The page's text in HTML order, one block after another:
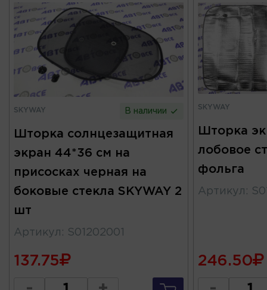
SKYWAY В наличии
Шторка солнцезащитная
экран 44*36 см на
присосках черная на
боковые стекла SKYWAY 2
шт
Артикул : S01202001
137.75
SKYWAY
Шторка
лобовое
фольга
Артикул :
246.50